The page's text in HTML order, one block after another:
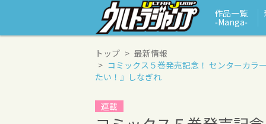
作品一覧
‑Manga‑
トップ
最新情報
コミックス５巻発売記念！ センターカラ
たい！』 しなぎれ
連載